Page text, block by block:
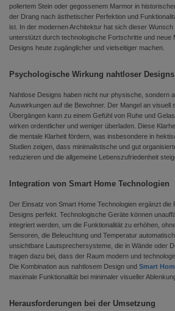
poliertem Stein oder gegossenem Marmor in
der Drang nach ästhetischer Perfektion und
ist. In der modernen Architektur hat sich dieser Wunsch
unterstützt durch technologische Fortschritte und neue
Designs heute zugänglicher und vielseitiger machen.
Psychologische Wirkung nahtloser Designs
Nahtlose Designs haben nicht nur physische, sondern
Auswirkungen auf die Bewohner. Der Mangel an visuell
Übergängen kann zu einem Gefühl von Ruhe und
wirken ordentlicher und weniger überladen. Diese
die mentale Klarheit fördern, was insbesondere in
Studien zeigen, dass minimalistische und gut
reduzieren und die allgemeine Lebenszufriedenheit
Integration von Smart Home Technologien
Der Einsatz von Smart Home Technologien ergänzt die
Designs perfekt. Technologische Geräte können
integriert werden, um die Funktionalität zu erhöhen,
Sensoren, die Beleuchtung und Temperatur
unsichtbare Lautsprechersysteme, die in Wände oder
tragen dazu bei, dass der Raum modern und
Die Kombination aus nahtlosem Design und Smart
maximale Funktionalität bei minimaler visueller
Herausforderungen bei der Umsetzung